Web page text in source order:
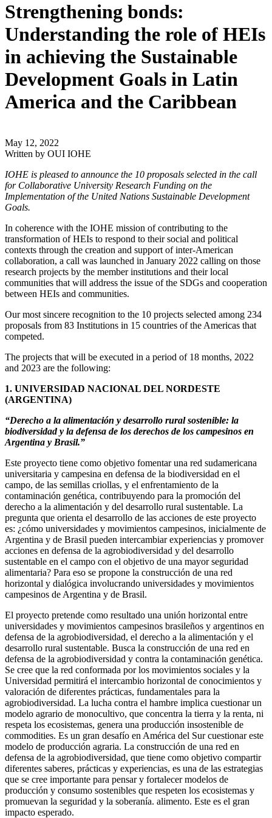
Strengthening bonds:
Understanding the role of HEIs
in achieving the Sustainable
Development Goals in Latin
America and the Caribbean
May 12, 2022
Written by OUI IOHE
IOHE is pleased to announce the 10 proposals selected in the call
for Collaborative University Research Funding on the
Implementation of the United Nations Sustainable Development
Goals.
In coherence with the IOHE mission of contributing to the
transformation of HEIs to respond to their social and political
contexts through the creation and support of inter-American
collaboration, a call was launched in January 2022 calling on those
research projects by the member institutions and their local
communities that will address the issue of the SDGs and cooperation
between HEIs and communities.
Our most sincere recognition to the 10 projects selected among 234
proposals from 83 Institutions in 15 countries of the Americas that
competed.
The projects that will be executed in a period of 18 months, 2022
and 2023 are the following:
1. UNIVERSIDAD NACIONAL DEL NORDESTE
(ARGENTINA)
“Derecho a la alimentación y desarrollo rural sostenible: la
biodiversidad y la defensa de los derechos de los campesinos en
Argentina y Brasil.”
Este proyecto tiene como objetivo fomentar una red sudamericana
universitaria y campesina en defensa de la biodiversidad en el
campo, de las semillas criollas, y el enfrentamiento de la
contaminación genética, contribuyendo para la promoción del
derecho a la alimentación y del desarrollo rural sustentable. La
pregunta que orienta el desarrollo de las acciones de este proyecto
es: ¿cómo universidades y movimientos campesinos, inicialmente de
Argentina y de Brasil pueden intercambiar experiencias y promover
acciones en defensa de la agrobiodiversidad y del desarrollo
sustentable en el campo con el objetivo de una mayor seguridad
alimentaria? Para eso se propone la construcción de una red
horizontal y dialógica involucrando universidades y movimientos
campesinos de Argentina y de Brasil.
El proyecto pretende como resultado una unión horizontal entre
universidades y movimientos campesinos brasileños y argentinos en
defensa de la agrobiodiversidad, el derecho a la alimentación y el
desarrollo rural sustentable. Busca la construcción de una red en
defensa de la agrobiodiversidad y contra la contaminación genética.
Se cree que la red conformada por los movimientos sociales y la
Universidad permitirá el intercambio horizontal de conocimientos y
valoración de diferentes prácticas, fundamentales para la
agrobiodiversidad. La lucha contra el hambre implica cuestionar un
modelo agrario de monocultivo, que concentra la tierra y la renta, ni
respeta los ecosistemas, genera una producción insostenible de
commodities. Es un gran desafío en América del Sur cuestionar este
modelo de producción agraria. La construcción de una red en
defensa de la agrobiodiversidad, que tiene como objetivo compartir
diferentes saberes, prácticas y experiencias, es una de las estrategias
que se cree importante para pensar y fortalecer modelos de
producción y consumo sostenibles que respeten los ecosistemas y
promuevan la seguridad y la soberanía. alimento. Este es el gran
impacto esperado.